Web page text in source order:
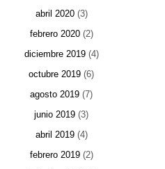
abril 2020(3)
febrero 2020(2)
diciembre 2019(4)
octubre 2019 (6)
agosto 2019 (7)
junio 2019 (3)
abril 2019(4)
febrero 2019(2)